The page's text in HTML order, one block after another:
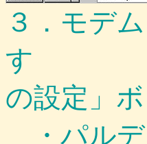
３．モデ
す
の設定」
・パルデ